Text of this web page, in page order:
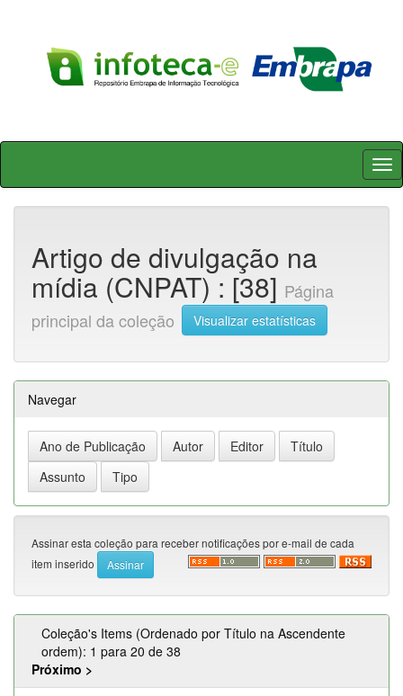
Skip
Artigo de divulgação na
mídia (CNPAT) : [38] Página
principal da coleção
Visualizar estatísticas
Navegar
Assinar esta coleção para receber notificações por e-mail de cada
item inserido
Coleção's Items (Ordenado por Título na Ascendente
ordem): 1 para 20 de 38
Próximo >